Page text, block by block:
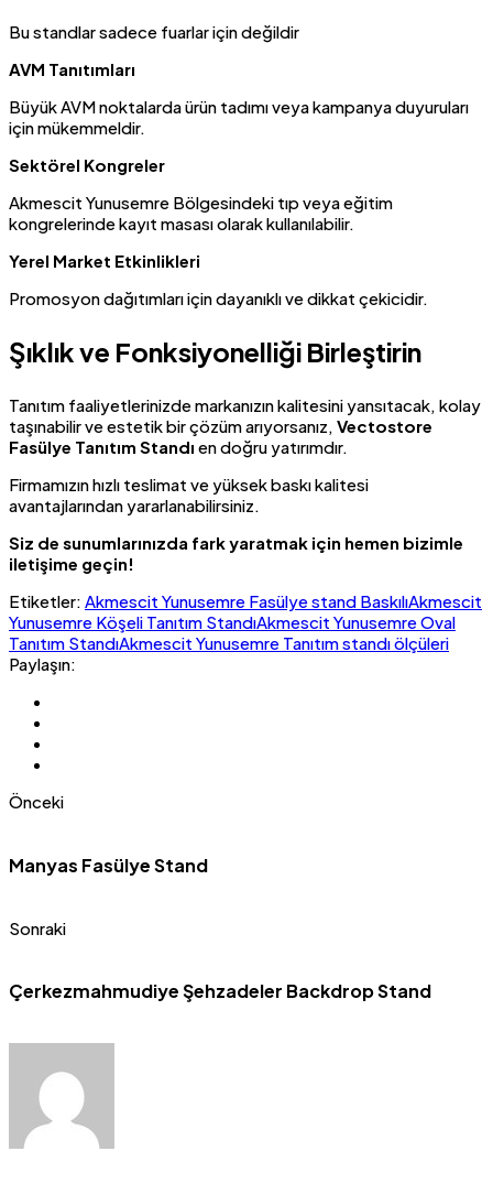
Bu standlar sadece fuarlar için değildir
AVM Tanıtımları
Büyük AVM noktalarda ürün tadımı veya kampanya duyuruları
için mükemmeldir.
Sektörel Kongreler
Akmescit Yunusemre Bölgesindeki tıp veya eğitim
kongrelerinde kayıt masası olarak kullanılabilir.
Yerel Market Etkinlikleri
Promosyon dağıtımları için dayanıklı ve dikkat çekicidir.
Şıklık ve Fonksiyonelliği Birleştirin
Tanıtım faaliyetlerinizde markanızın kalitesini yansıtacak, kolay
taşınabilir ve estetik bir çözüm arıyorsanız, Vectostore
Fasülye Tanıtım Standı en doğru yatırımdır.
Firmamızın hızlı teslimat ve yüksek baskı kalitesi
avantajlarından yararlanabilirsiniz.
Siz de sunumlarınızda fark yaratmak için hemen bizimle
iletişime geçin!
Etiketler: Akmescit Yunusemre Fasülye stand BaskılıAkmescit
Yunusemre Köşeli Tanıtım StandıAkmescit Yunusemre Oval
Tanıtım StandıAkmescit Yunusemre Tanıtım standı ölçüleri
Paylaşın:
Önceki
Manyas Fasülye Stand
Sonraki
Çerkezmahmudiye Şehzadeler Backdrop Stand